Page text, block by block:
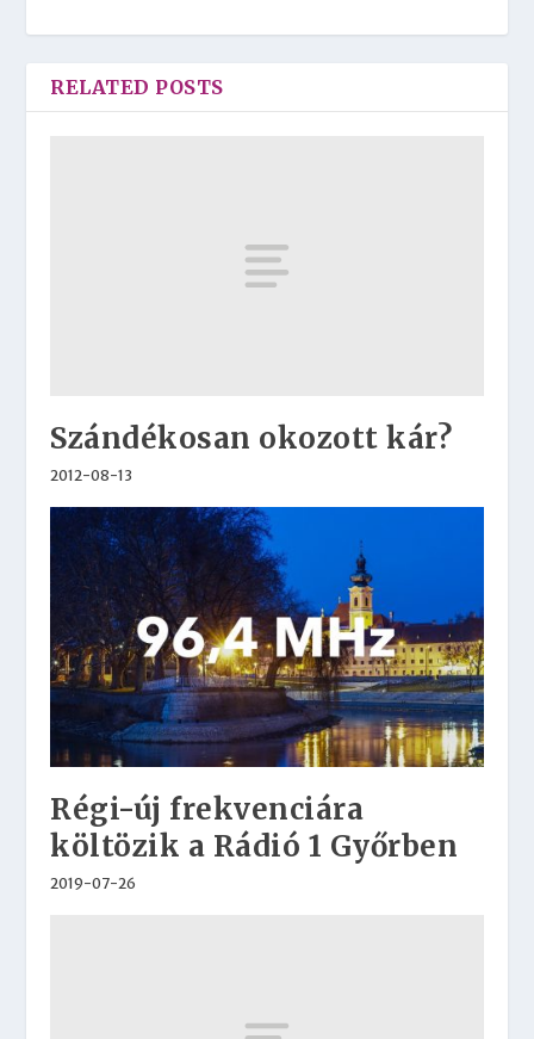
RELATED POSTS
Szándékosan okozott kár?
2012-08-13
Régi-új frekvenciára
költözik a Rádió 1 Győrben
2019-07-26